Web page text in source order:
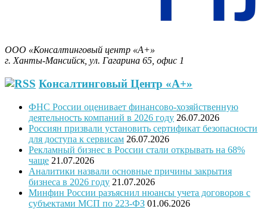
ООО «Консалтинговый центр «А+»
г. Ханты-Мансийск, ул. Гагарина 65, офис 1
Консалтинговый Центр «А+»
ФНС России оценивает финансово-хозяйственную
деятельность компаний в 2026 году 26.07.2026
Россиян призвали установить сертификат безопасности
для доступа к сервисам 26.07.2026
Рекламный бизнес в России стали открывать на 68%
чаще 21.07.2026
Аналитики назвали основные причины закрытия
бизнеса в 2026 году 21.07.2026
Минфин России разъяснил нюансы учета договоров с
субъектами МСП по 223-ФЗ 01.06.2026